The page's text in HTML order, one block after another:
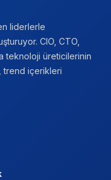
liderlerle
CIO, CTO,
teknoloji üreticilerinin
trend içerikleri